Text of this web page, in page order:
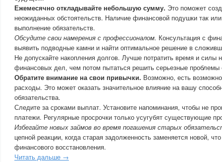
Ежемесячно откладывайте небольшую сумму. Это поможет
неожиданных обстоятельств. Наличие финансовой подушки так
выполнение обязательств.
Обсудите свои намерения с профессионалом. Консультация с
выявить подводные камни и найти оптимальное решение в
Не допускайте накопления долгов. Лучше потратить время и силы
финансовых дел, чем потом пытаться решить серьезные проблемы
Обратите внимание на свои привычки. Возможно, есть
расходы. Это может оказать значительное влияние на вашу
обязательства.
Следите за сроками выплат. Установите напоминания, чтобы не
платежи. Регулярные просрочки только усугубят существующие
Избегайте новых займов во время погашения старых
цепной реакции, когда старая задолженность заменяется новой,
финансового восстановления.
Читать дальше →